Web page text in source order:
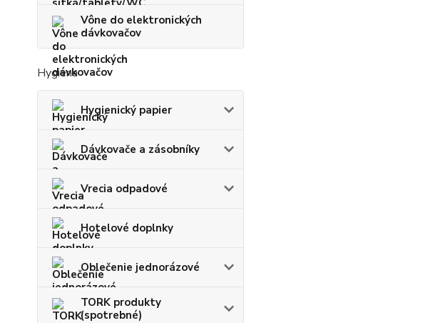
Vône do elektronických
dávkovačov
Hygiena
Hygienický papier
Dávkovače a zásobníky
Vrecia odpadové
Hotelové doplnky
Oblečenie jednorázové
TORK produkty
(spotrebné)